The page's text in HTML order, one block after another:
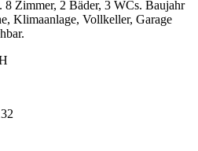
8 Zimmer, 2 Bäder, 3 WCs. Baujahr
Klimaanlage, Vollkeller, Garage